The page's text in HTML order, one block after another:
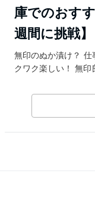
庫でのおす
週間に挑戦】
無印のぬか漬け？ 仕
クワク楽しい！ 無